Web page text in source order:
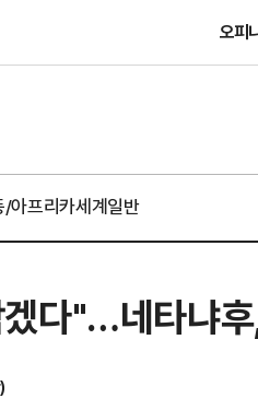
오피
/아프리카세계일반
다"…네타냐